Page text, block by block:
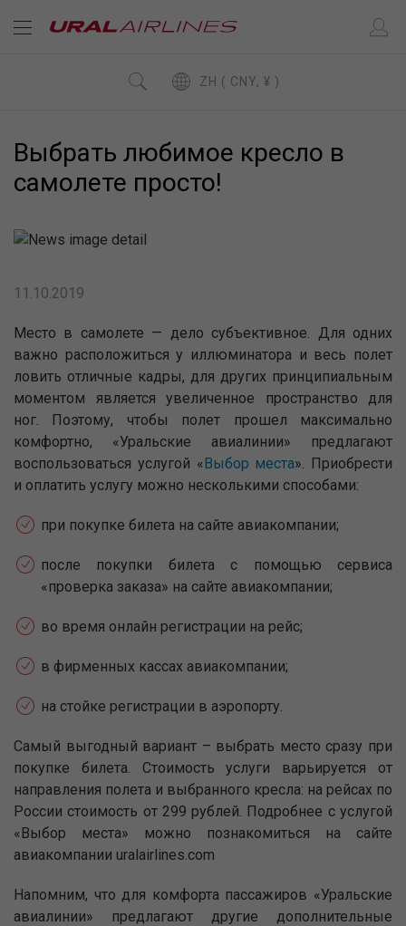
ZH ( CNY, ¥ )
Выбрать любимое кресло в
самолете просто!
11.10.2019
Место в самолете — дело субъективное. Для одних
важно расположиться у иллюминатора и весь полет
ловить отличные кадры, для других принципиальным
моментом является увеличенное пространство для
ног. Поэтому, чтобы полет прошел максимально
комфортно, «Уральские авиалинии» предлагают
воспользоваться услугой «Выбор места». Приобрести
и оплатить услугу можно несколькими способами:
при покупке билета на сайте авиакомпании;
после покупки билета с помощью сервиса
«проверка заказа» на сайте авиакомпании;
во время онлайн регистрации на рейс;
в фирменных кассах авиакомпании;
на стойке регистрации в аэропорту.
Самый выгодный вариант – выбрать место сразу при
покупке билета. Стоимость услуги варьируется от
направления полета и выбранного кресла: на рейсах по
России стоимость от 299 рублей. Подробнее с услугой
«Выбор места» можно познакомиться на сайте
авиакомпании uralairlines.com
Напомним, что для комфорта пассажиров «Уральские
авиалинии» предлагают другие дополнительные